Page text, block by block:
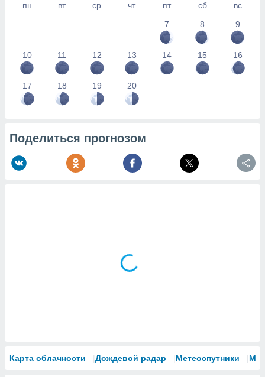
пн вт ср чт пт сб
вс
7
8 9
10 11 12 13 14 15 16
17 18 19 20
Поделиться прогнозом
Карта облачности Дождевой радар Метеоспутники